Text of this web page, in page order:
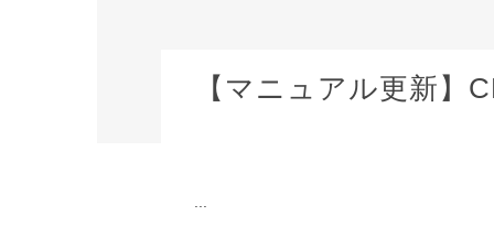
【マニュアル更新